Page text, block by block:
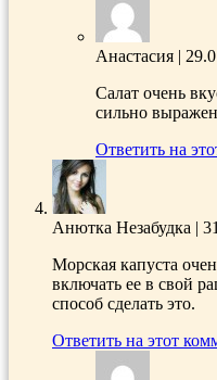
Анастасия |
Салат очень
сильно
Ответить на
Анютка Незабудка |
Морская капуста
включать ее в свой
способ сделать это.
Ответить на этот